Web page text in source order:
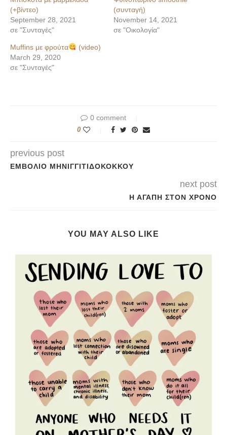
(+βίντεο)
September 28, 2021
σε "Συνταγές"
(συνταγή)
November 14, 2021
σε "Οικολογία"
Muffins με φρούτα
(video)
March 29, 2020
σε "Συνταγές"
0 comment
0
previous post
ΕΜΒΌΛΙΟ ΜΗΝΙΓΓΙΤΙΔΌΚΟΚΚΟΥ
next post
Η ΑΓΆΠΗ ΣΤΟΝ ΧΡΌΝΟ
YOU MAY ALSO LIKE